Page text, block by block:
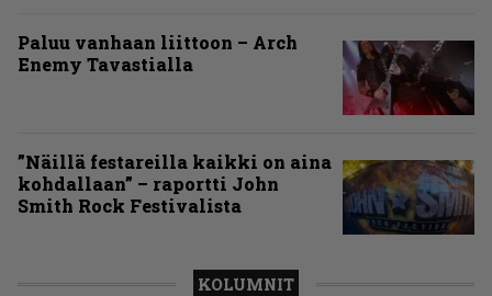
Paluu vanhaan liittoon – Arch
Enemy Tavastialla
”Näillä festareilla kaikki on aina
kohdallaan” – raportti John
Smith Rock Festivalista
KOLUMNIT